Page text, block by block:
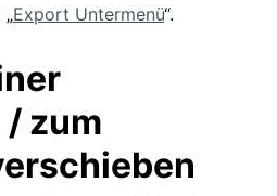
Export Untermenü“.
zum